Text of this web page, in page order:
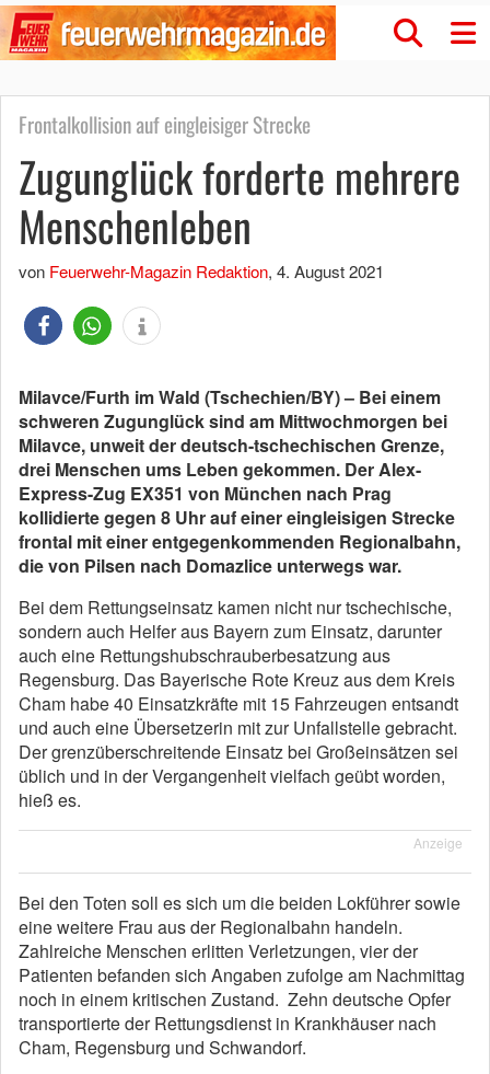
Frontalkollision auf eingleisiger Strecke
Zugunglück forderte mehrere
Menschenleben
von Feuerwehr-Magazin Redaktion, 4. August 2021
Milavce/Furth im Wald (Tschechien/BY) – Bei einem
schweren Zugunglück sind am Mittwochmorgen bei
Milavce, unweit der deutsch-tschechischen Grenze,
drei Menschen ums Leben gekommen. Der Alex-
Express-Zug EX351 von München nach Prag
kollidierte gegen 8 Uhr auf einer eingleisigen Strecke
frontal mit einer entgegenkommenden Regionalbahn,
die von Pilsen nach Domazlice unterwegs war.
Bei dem Rettungseinsatz kamen nicht nur tschechische,
sondern auch Helfer aus Bayern zum Einsatz, darunter
auch eine Rettungshubschrauberbesatzung aus
Regensburg. Das Bayerische Rote Kreuz aus dem Kreis
Cham habe 40 Einsatzkräfte mit 15 Fahrzeugen entsandt
und auch eine Übersetzerin mit zur Unfallstelle gebracht.
Der grenzüberschreitende Einsatz bei Großeinsätzen sei
üblich und in der Vergangenheit vielfach geübt worden,
hieß es.
Anzeige
Bei den Toten soll es sich um die beiden Lokführer sowie
eine weitere Frau aus der Regionalbahn handeln.
Zahlreiche Menschen erlitten Verletzungen, vier der
Patienten befanden sich Angaben zufolge am Nachmittag
noch in einem kritischen Zustand. Zehn deutsche Opfer
transportierte der Rettungsdienst in Krankhäuser nach
Cham, Regensburg und Schwandorf.